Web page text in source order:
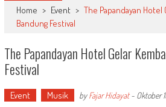
Home > Event > The Papandayan Hotel
Bandung Festival
The Papandayan Hotel Gelar
Festival
Event Musik byFajar Hidayat- Oktober